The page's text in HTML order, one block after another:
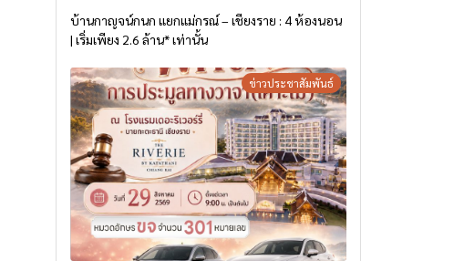
บ้านกาญจน์กนก แยกแม่กรณ์ – เชียงราย : 4 ห้องนอน
| เริ่มเพียง 2.6 ล้าน* เท่านั้น
ข่าวประชาสัมพันธ์